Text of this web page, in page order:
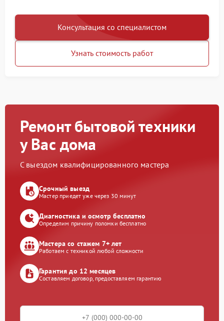
Консультация со специалистом
Узнать стоимость работ
Ремонт бытовой техники
у Вас дома
С выездом квалифицированного мастера
Срочный выезд
Мастер приедет уже через 30 минут
Диагностика и осмотр бесплатно
Определим причину поломки бесплатно
Мастера со стажем 7+ лет
Работаем с техникой любой сложности
Гарантия до 12 месяцев
Составляем договор, предоставляем гарантию